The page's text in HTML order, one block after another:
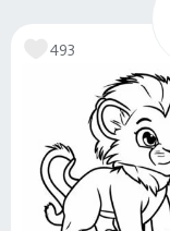
493